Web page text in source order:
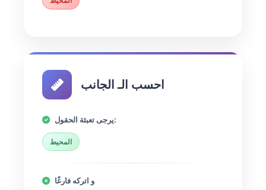
احسب الـ الجانب
يرجى تعبئة الحقول:
المحيط
و اتركه فارغًا